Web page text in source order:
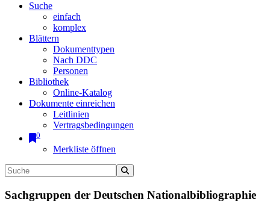
Suche
einfach
komplex
Blättern
Dokumenttypen
Nach DDC
Personen
Bibliothek
Online-Katalog
Dokumente einreichen
Leitlinien
Vertragsbedingungen
0
Merkliste öffnen
Sachgruppen der Deutschen Nationalbibliographie